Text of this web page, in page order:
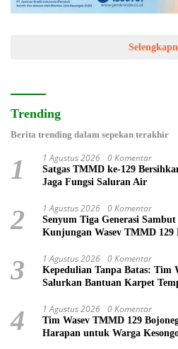
Trending
Berita trending dalam sepekan terakhir
1 1 Agustus 2026 0 Komentar
Satgas TMMD ke-129
Jaga Fungsi Saluran Air
2 1 Agustus 2026 0 Komentar
Senyum Tiga Generasi
Kunjungan Wasev TMMD 129
3 1 Agustus 2026 0 Komentar
Kepedulian Tanpa Batas: Tim
Salurkan Bantuan Karpet
4 1 Agustus 2026 0 Komentar
Tim Wasev TMMD 129
Harapan untuk Warga